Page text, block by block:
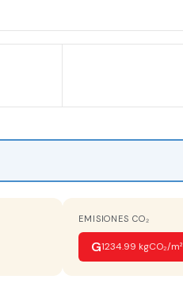
EMISIONES CO₂
G1234.99 kgCO₂/m²